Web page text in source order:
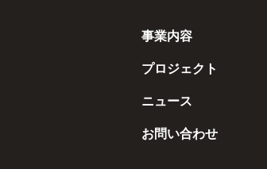
事業内容
プロジェクト
ニュース
お問い合わせ